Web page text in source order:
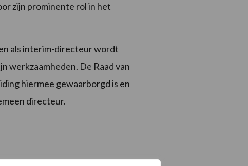
zijn prominente rol in het
als interim-directeur wordt
werkzaamheden. De Raad van
hiermee gewaarborgd is en
directeur.